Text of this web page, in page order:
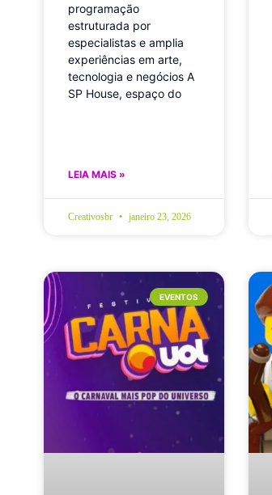
programação
estruturada por
especialistas e amplia
experiências em arte,
tecnologia e negócios A
SP House, espaço do
LEIA MAIS »
Creativosbr janeiro 23, 2026
EVENTOS